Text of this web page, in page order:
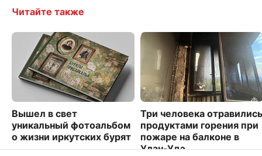
Читайте также
Вышел в свет
уникальный фотоальбом
о жизни иркутских бурят
Три человека отравились
продуктами горения при
пожаре на балконе в
Улан-Удэ